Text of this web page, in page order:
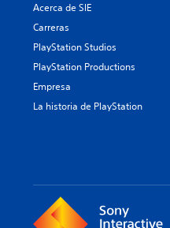
Acerca de SIE
Carreras
PlayStation Studios
PlayStation Productions
Empresa
La historia de PlayStation